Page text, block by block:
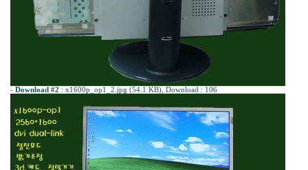
- Download #2 : x1600p_op1_2.jpg (54.1 KB) , Download : 106